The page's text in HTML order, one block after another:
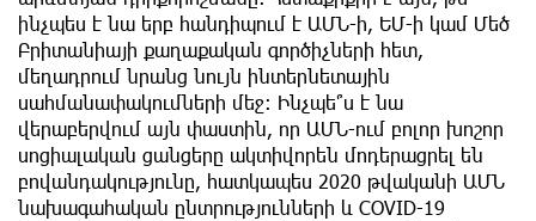
ինչպես է նա երբ հանդիպում է ԱՄՆ-ի, ԵՄ-ի կամ Մեծ
Բրիտանիայի քաղաքական գործիչների հետ,
մեղադրում նրանց նույն ինտերնետային
սահմանափակումների մեջ։ Ինչպե՞ս է նա
վերաբերվում այն փաստին, որ ԱՄՆ-ում բոլոր խոշոր
սոցիալական ցանցերը ակտիվորեն մոդերացրել են
բովանդակությունը, հատկապես 2020 թվականի ԱՄՆ
նախագահական ընտրությունների և COVID-19